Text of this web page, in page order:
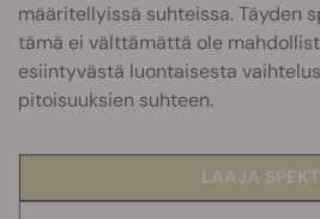
määritellyissä suhteissa. Täyden
tämä ei välttämättä ole
esiintyvästä luontaisesta
pitoisuuksien suhteen.
LAAJA